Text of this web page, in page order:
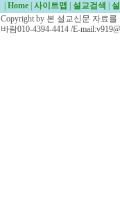
Home 사이트맵 설교검색
Copyright by 본 설교신문 자료
바람010-4394-4414 /E-